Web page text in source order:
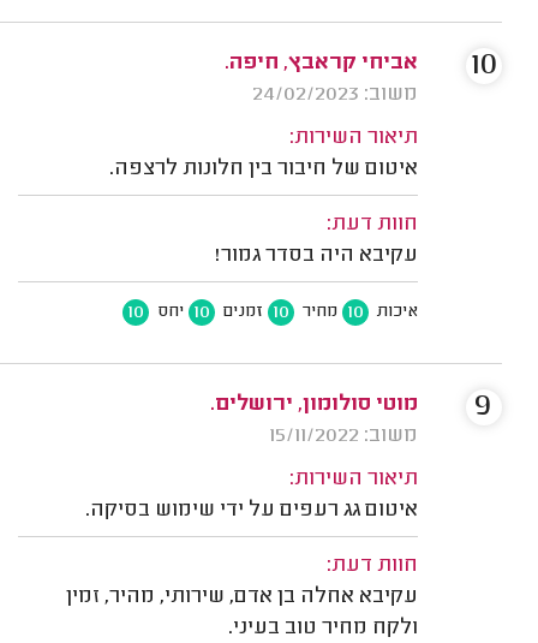
אביחי קראבץ, חיפה.
משוב: 24/02/2023
תיאור השירות:
איטום של חיבור בין חלונות לרצפה.
חוות דעת:
עקיבא היה בסדר גמור!
איכות 10 מחיר 10 זמנים 10 יחס 10
10
מוטי סולומון, ירושלים.
משוב: 15/11/2022
תיאור השירות:
איטום גג רעפים על ידי שימוש בסיקה.
חוות דעת:
עקיבא אחלה בן אדם, שירותי, מהיר, זמין
ולקח מחיר טוב בעיני.
9